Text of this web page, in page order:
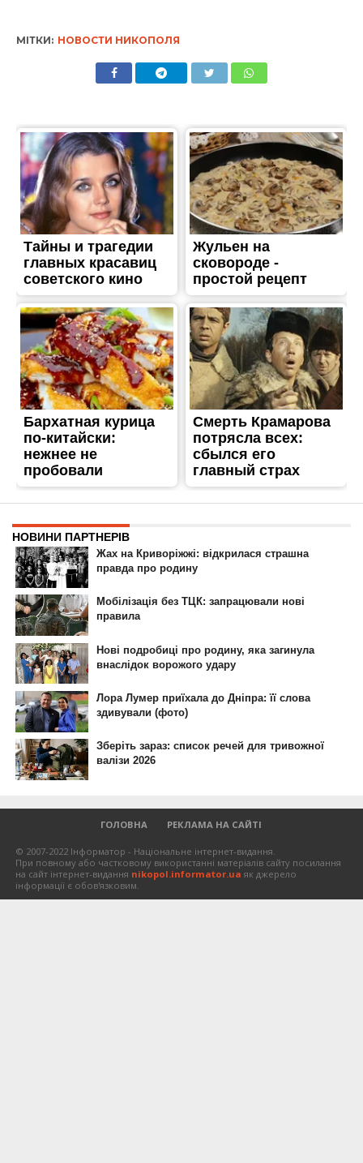
ГОЛОВНА РЕКЛАМА НА САЙТІ
© 2007-2022 Інформатор - Національне інтернет-видання.
При повному або частковому використанні матеріалів сайту посилання
на сайт інтернет-виданняnikopol.informator.uaяк джерело
інформації є обов'язковим.